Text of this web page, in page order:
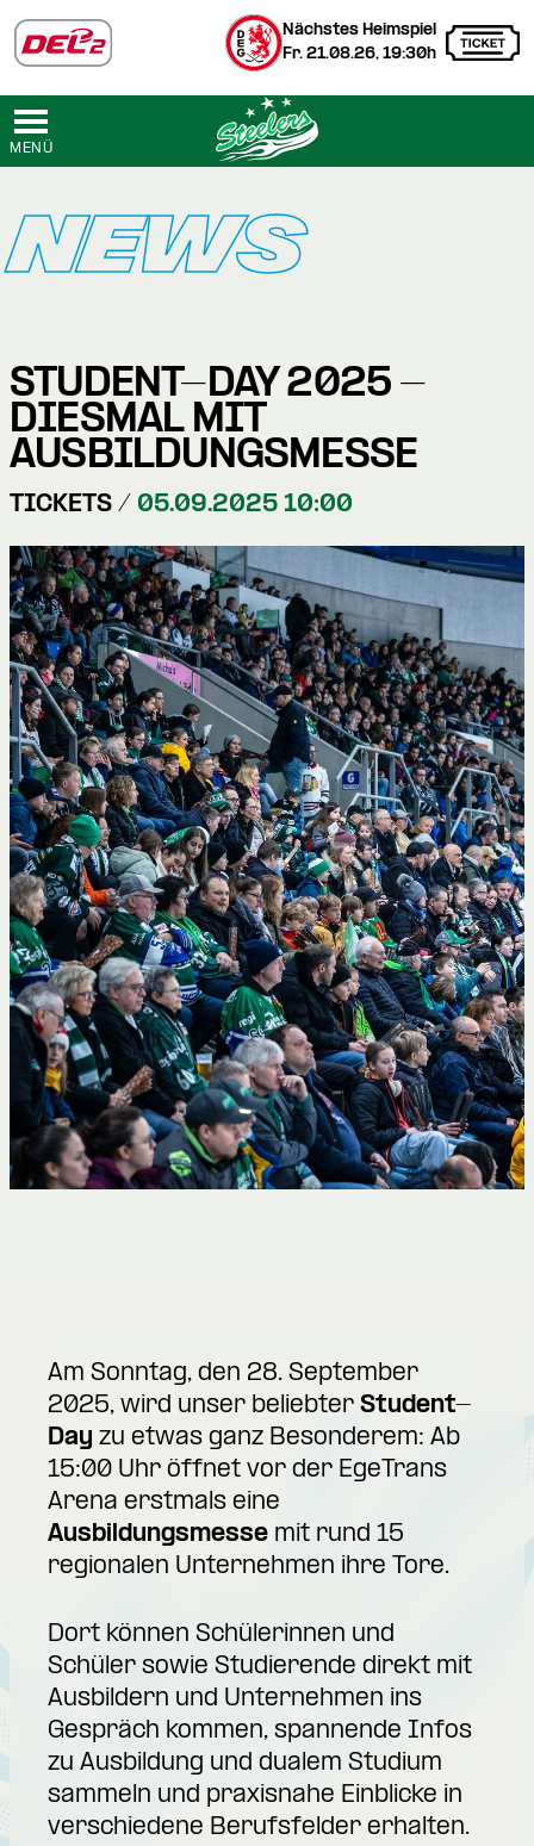
Nächstes Heimspiel
Fr. 21.08.26, 19:30h
MENÜ
NEWS
STUDENT-DAY 2025 -
DIESMAL MIT
AUSBILDUNGSMESSE
TICKETS / 05.09.2025 10:00
Am Sonntag, den 28. September
2025, wird unser beliebter Student-
Day zu etwas ganz Besonderem: Ab
15:00 Uhr öffnet vor der EgeTrans
Arena erstmals eine
Ausbildungsmesse mit rund 15
regionalen Unternehmen ihre Tore.
Dort können Schülerinnen und
Schüler sowie Studierende direkt mit
Ausbildern und Unternehmen ins
Gespräch kommen, spannende Infos
zu Ausbildung und dualem Studium
sammeln und praxisnahe Einblicke in
verschiedene Berufsfelder erhalten.